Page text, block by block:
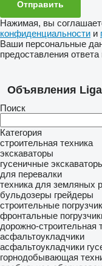
Нажимая, вы
конфиденциальности и
Ваши персональные
предоставления
Объявления
Поиск
Категория
строительная техника
экскаваторы
гусеничные
для перевалки
техника для земляных
бульдозеры грейдеры
строительные
фронтальные
дорожно-строительная
асфальтоукладчики
асфальтоукладчики
горнодобывающая